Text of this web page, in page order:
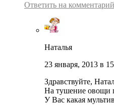
Ответить на
Наталья
23 января, 2013 в
Здравствуйте,
На тушение овощи
У Вас какая